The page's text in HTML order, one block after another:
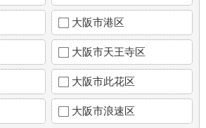
大阪市港区
大阪市天王寺区
大阪市此花区
大阪市浪速区